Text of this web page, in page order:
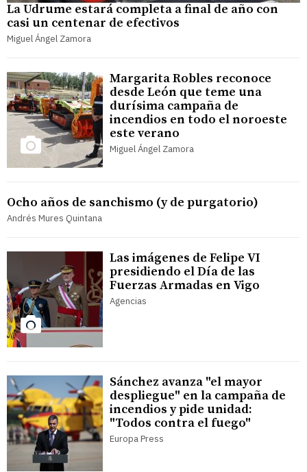
La Udrume estará completa a final de año con
casi un centenar de efectivos
Miguel Ángel Zamora
Margarita Robles reconoce
desde León que teme una
durísima campaña de
incendios en todo el noroeste
este verano
Miguel Ángel Zamora
Ocho años de sanchismo (y de purgatorio)
Andrés Mures Quintana
Las imágenes de Felipe VI
presidiendo el Día de las
Fuerzas Armadas en Vigo
Agencias
Sánchez avanza "el mayor
despliegue" en la campaña de
incendios y pide unidad:
"Todos contra el fuego"
Europa Press